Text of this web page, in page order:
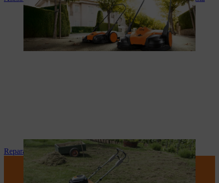
Reparación y mantenimiento STIHL en tu tienda especialista